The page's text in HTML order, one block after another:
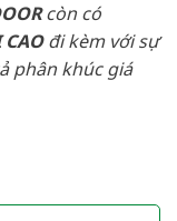
còn có
CAOđi kèm với sự
phân khúc giá